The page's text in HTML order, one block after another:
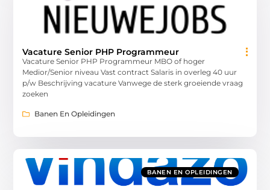
Vacature Senior PHP Programmeur
Vacature Senior PHP Programmeur MBO of hoger
Medior/Senior niveau Vast contract Salaris in overleg 40 uur
p/w Beschrijving vacature Vanwege de sterk groeiende vraag
zoeken
Banen En Opleidingen
BANEN EN OPLEIDINGEN